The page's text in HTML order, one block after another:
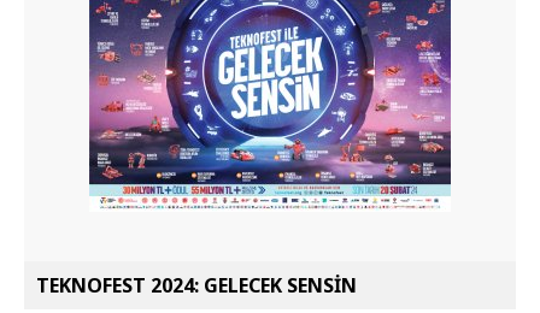
TEKNOFEST 2024: GELECEK SENSİN